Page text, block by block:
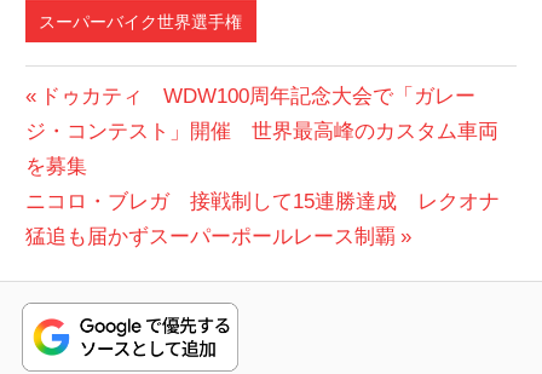
スーパーバイク世界選手権
投
稿
ナ
ビ
ゲ
ー
前
の
投
稿:
ドゥカティ WDW100周年記念大会で「ガレー
ジ・コンテスト」開催 世界最高峰のカスタム車両
を募集
次
の
稿:
ニコロ・ブレガ 接戦制して15連勝達成 レクオナ
猛追も届かずスーパーポールレース制覇